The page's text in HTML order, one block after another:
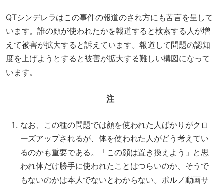
QTシンデレラはこの事件の報道のされ方にも苦言を呈して
います。誰の顔が使われたかを報道すると検索する人が増
えて被害が拡大すると訴えています。報道して問題の認知
度を上げようとすると被害が拡大する難しい構図になって
います。
注
なお、この種の問題では顔を使われた人ばかりがクロ
ーズアップされるが、体を使われた人がどう考えてい
るのかも重要である。「この顔は置き換えよう」と思
われ体だけ勝手に使われたことはつらいのか、そうで
もないのかは本人でないとわからない。ポルノ動画サ